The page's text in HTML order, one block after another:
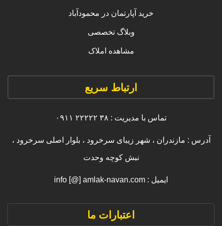
خرید آپارتمان در محمودآباد
وبلاگ تخصصی
مشاهده املاک
ارتباط سریع
تماس با مدیریت : ۳۸ ۲۲۲۲۲ ۰۹۱۱
آدرس : مازندران ، شهر زیبای سرخرود ، بلوار اصلی سرخرود ،
نبش کوچه وحدت
ایمیل : info [@] amlak-navan.com
اعتبارات ما